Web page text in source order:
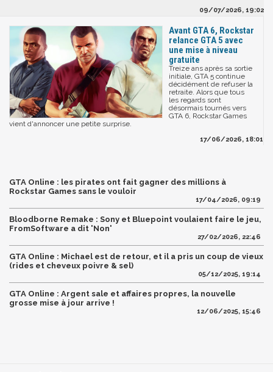
09/07/2026, 19:02
Avant GTA 6, Rockstar
relance GTA 5 avec
une mise à niveau
gratuite
Treize ans après sa sortie
initiale, GTA 5 continue
décidément de refuser la
retraite. Alors que tous
les regards sont
désormais tournés vers
GTA 6, Rockstar Games
vient d'annoncer une petite surprise.
17/06/2026, 18:01
GTA Online : les pirates ont fait gagner des millions à
Rockstar Games sans le vouloir
17/04/2026, 09:19
Bloodborne Remake : Sony et Bluepoint voulaient faire le jeu,
FromSoftware a dit 'Non'
27/02/2026, 22:46
GTA Online : Michael est de retour, et il a pris un coup de vieux
(rides et cheveux poivre & sel)
05/12/2025, 19:14
GTA Online : Argent sale et affaires propres, la nouvelle
grosse mise à jour arrive !
12/06/2025, 15:46